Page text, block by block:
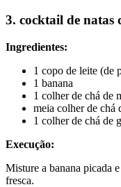
3. cocktail de natas
Ingredientes:
1 copo de leite (de
1 banana
1 colher de chá de
meia colher de chá
1 colher de chá de
Execução:
Misture a banana picada
fresca.